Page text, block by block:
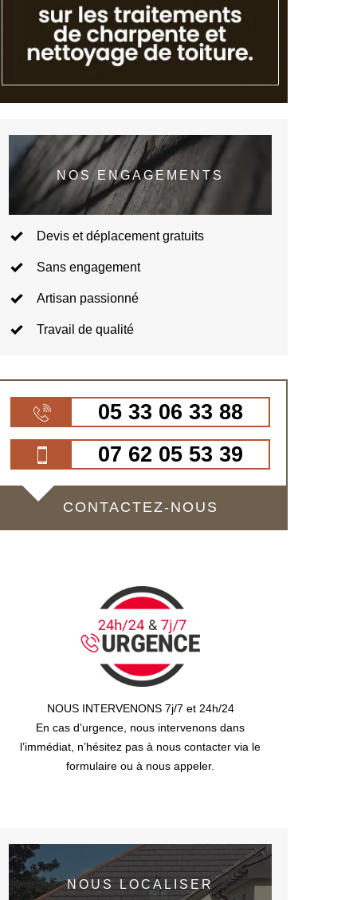
NOS ENGAGEMENTS
Devis et déplacement gratuits
Sans engagement
Artisan passionné
Travail de qualité
05 33 06 33 88
07 62 05 53 39
CONTACTEZ-NOUS
NOUS INTERVENONS 7j/7 et 24h/24
En cas d’urgence, nous intervenons dans
l’immédiat, n’hésitez pas à nous contacter via le
formulaire ou à nous appeler.
NOUS LOCALISER